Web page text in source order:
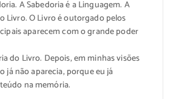
A Sabedoria é a Linguagem. A
Livro. O Livro é outorgado pelos
aparecem com o grande poder
do Livro. Depois, em minhas visões
já não aparecia, porque eu já
na memória.